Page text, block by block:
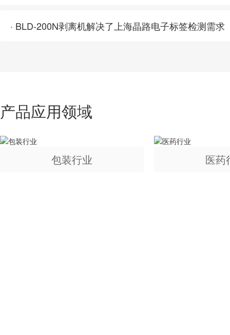
· BLD-200N剥离机解决了上海晶路电子标签检测需求
产品应用领域
包装行业 医药